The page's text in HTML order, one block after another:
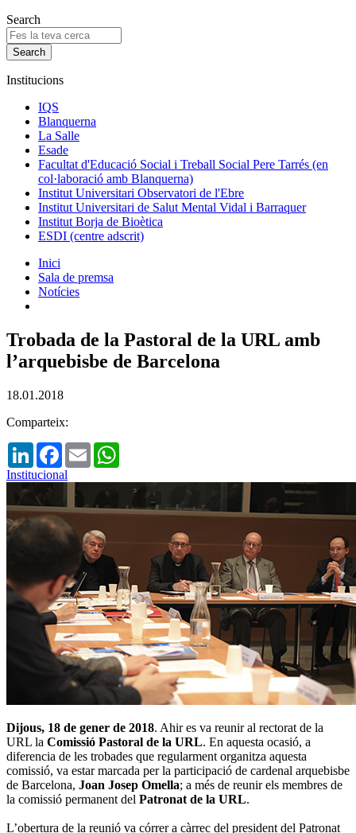
Search
Institucions
IQS
Blanquerna
La Salle
Esade
Facultat d'Educació Social i Treball Social Pere Tarrés (en
col·laboració amb Blanquerna)
Institut Universitari Observatori de l'Ebre
Institut Universitari de Salut Mental Vidal i Barraquer
Institut Borja de Bioètica
ESDI (centre adscrit)
Inici
Sala de premsa
Notícies
Trobada de la Pastoral de la URL amb
l’arquebisbe de Barcelona
18.01.2018
Comparteix:
LinkedInFacebook
Email
Institucional
Dijous, 18 de gener de 2018. Ahir es va reunir al rectorat de la
URL la Comissió Pastoral de la URL. En aquesta ocasió, a
diferencia de les trobades que regularment organitza aquesta
comissió, va estar marcada per la participació de cardenal arquebisbe
de Barcelona, Joan Josep Omella; a més de reunir els membres de
la comissió permanent del Patronat de la URL.
L’obertura de la reunió va córrer a càrrec del president del Patronat